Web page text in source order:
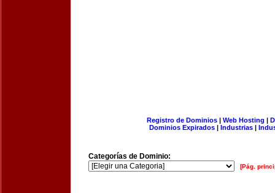
Registro de Dominios| Web Hosting |
Dominios Expirados | Industrias |
Categorías de Dominio:
[Pág.